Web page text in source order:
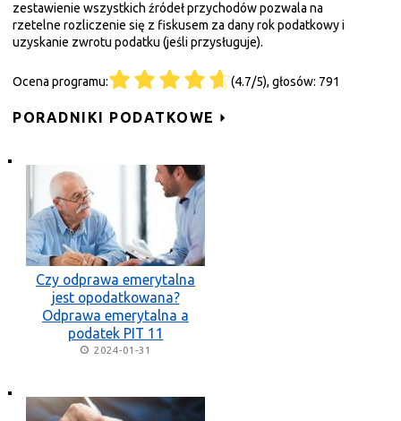
zestawienie wszystkich źródeł przychodów pozwala na
rzetelne rozliczenie się z fiskusem za dany rok podatkowy i
uzyskanie zwrotu podatku (jeśli przysługuje).
Ocena programu: (4.7/5), głosów: 791
PORADNIKI PODATKOWE
Czy odprawa emerytalna
jest opodatkowana?
Odprawa emerytalna a
podatek PIT 11
2024-01-31